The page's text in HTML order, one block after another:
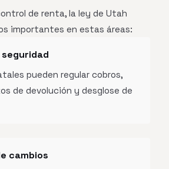
de renta, la ley de Utah
importantes en estas áreas:
pueden regular cobros,
de devolución y desglose de
cambios